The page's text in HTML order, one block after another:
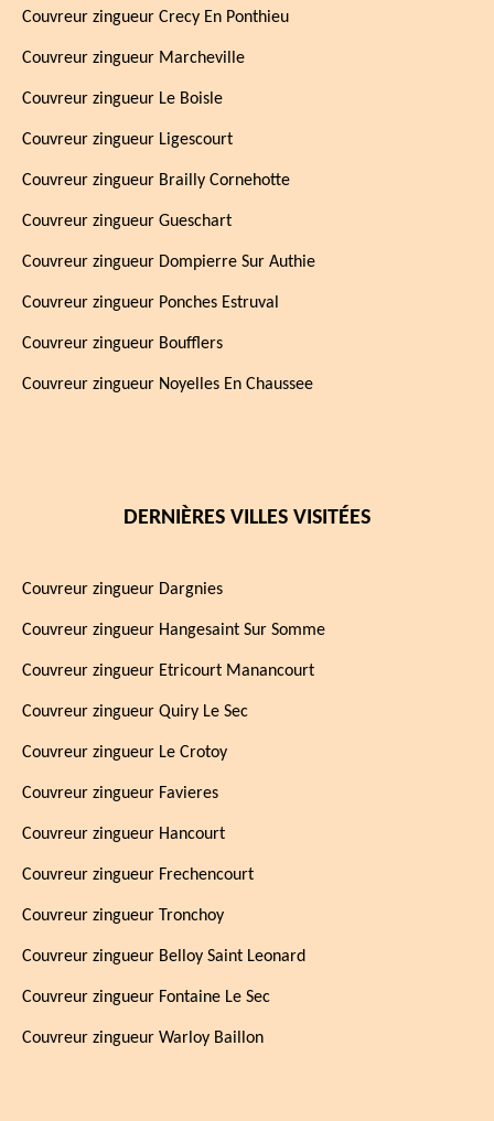
Couvreur zingueur Crecy En Ponthieu
Couvreur zingueur Marcheville
Couvreur zingueur Le Boisle
Couvreur zingueur Ligescourt
Couvreur zingueur Brailly Cornehotte
Couvreur zingueur Gueschart
Couvreur zingueur Dompierre Sur Authie
Couvreur zingueur Ponches Estruval
Couvreur zingueur Boufflers
Couvreur zingueur Noyelles En Chaussee
DERNIÈRES VILLES VISITÉES
Couvreur zingueur Dargnies
Couvreur zingueur Hangesaint Sur Somme
Couvreur zingueur Etricourt Manancourt
Couvreur zingueur Quiry Le Sec
Couvreur zingueur Le Crotoy
Couvreur zingueur Favieres
Couvreur zingueur Hancourt
Couvreur zingueur Frechencourt
Couvreur zingueur Tronchoy
Couvreur zingueur Belloy Saint Leonard
Couvreur zingueur Fontaine Le Sec
Couvreur zingueur Warloy Baillon